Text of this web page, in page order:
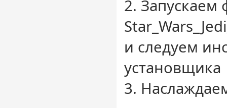
2. Запускаем
и следуем
установщика
3.